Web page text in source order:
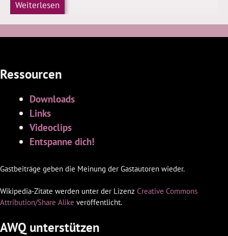
Weiterlesen
Ressourcen
Downloads
Links
Videoclips
Entspanne dich!
Gastbeiträge geben die Meinung der Gastautoren wieder.
Wikipedia-Zitate werden unter der Lizenz Creative Commons
Attribution/Share Alike veröffentlicht.
AWQ unterstützen